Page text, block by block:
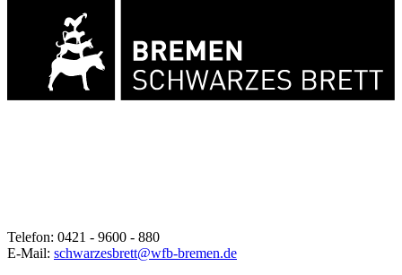
Telefon: 0421 - 9600 - 880
E-Mail: schwarzesbrett@wfb-bremen.de